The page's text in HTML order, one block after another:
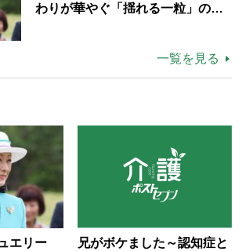
わりが華やぐ「揺れる一粒」の使
一覧を見る
エリー
兄がボケました～認知症と